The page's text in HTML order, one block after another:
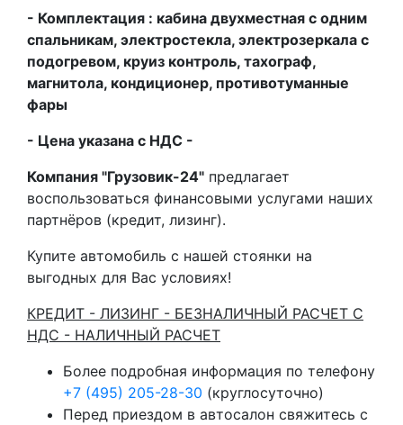
- Комплектация : кабина двухместная с одним
спальникам, электростекла, электрозеркала с
подогревом, круиз контроль, тахограф,
магнитола, кондиционер, противотуманные
фары
- Цена указана с НДС -
Компания "Грузовик-24" предлагает
воспользоваться финансовыми услугами наших
партнёров (кредит, лизинг).
Купите автомобиль с нашей стоянки на
выгодных для Вас условиях!
КРЕДИТ - ЛИЗИНГ - БЕЗНАЛИЧНЫЙ РАСЧЕТ С
НДС - НАЛИЧНЫЙ РАСЧЕТ
Более подробная информация по телефону
+7 (495) 205-28-30 (круглосуточно)
Перед приездом в автосалон свяжитесь с